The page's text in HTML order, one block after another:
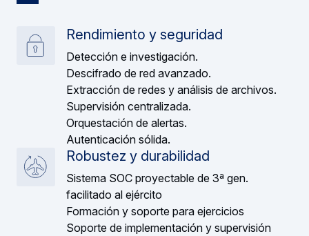
Rendimiento y seguridad
Detección e investigación.
Descifrado de red avanzado.
Extracción de redes y análisis de archivos.
Supervisión centralizada.
Orquestación de alertas.
Autenticación sólida.
Robustez y durabilidad
Sistema SOC proyectable de 3ª gen.
facilitado al ejército
Formación y soporte para ejercicios
Soporte de implementación y supervisión